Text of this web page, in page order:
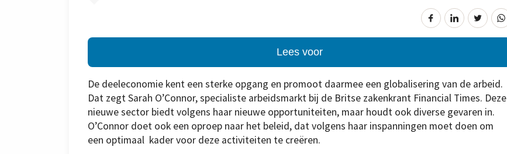
Lees voor
De deeleconomie kent een sterke opgang en promoot daarmee een globalisering van de arbeid.
Dat zegt Sarah O’Connor, specialiste arbeidsmarkt bij de Britse zakenkrant Financial Times. Deze
nieuwe sector biedt volgens haar nieuwe opportuniteiten, maar houdt ook diverse gevaren in.
O’Connor doet ook een oproep naar het beleid, dat volgens haar inspanningen moet doen om
een optimaal kader voor deze activiteiten te creëren.